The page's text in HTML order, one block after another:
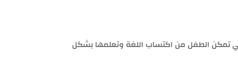
تمكن الطفل من اكتساب اللغة وتعلمها بشكل